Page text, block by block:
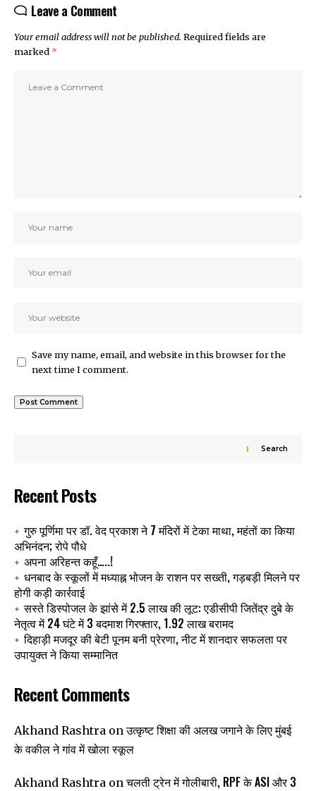
Leave a Comment
Your email address will not be published. Required fields are
marked *
Save my name, email, and website in this browser for the
next time I comment.
Search
Recent Posts
गुरु पूर्णिमा पर डॉ. वेद प्रकाश ने 7 मंदिरों में टेका माथा, महंतों का किया
अभिनंदन; रोपे पौधे
अपना अरिहन्त कहूँ…..!
धनबाद के स्कूलों में मध्याह्न भोजन के राशन पर सख्ती, गड़बड़ी मिलने पर
होगी कड़ी कार्रवाई
सस्ते डिस्पोजल के झांसे में 2.5 लाख की लूट: एडीसीपी जितेंद्र दुबे के
नेतृत्व में 24 घंटे में 3 बदमाश गिरफ्तार, 1.92 लाख बरामद
दिहाड़ी मजदूर की बेटी पूनम बनी प्रेरणा, नीट में शानदार सफलता पर
उपायुक्त ने किया सम्मानित
Recent Comments
Akhand Rashtra onउत्कृष्ट शिक्षा की अलख जगाने के लिए मुंबई
के वकील ने गांव में खोला स्कूल
Akhand Rashtra onचलती ट्रेन में गोलीबारी, RPF के ASI और 3